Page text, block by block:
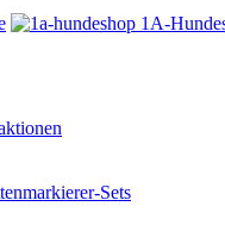
1A-
Sets